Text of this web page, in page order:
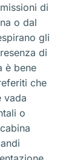
di
o dal
gli
di
è bene
che
vada
o